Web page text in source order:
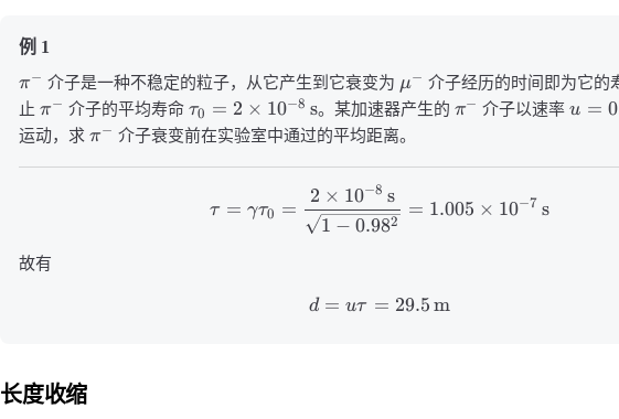
例 1
π− 介子是一种不稳定的粒子，从它产生到它衰变为 μ− 介子经历的时间即为它的
止 π− 介子的平均寿命 τ0 = 2 × 10−8 s。某加速器产生的 π− 介子以速率u =
运动，求 π− 介子衰变前在实验室中通过的平均距离。
τ = γτ0 =
1 − 0.982
2 × 10−8 s
= 1.005 × 10−7 s
故有
d = uτ = 29.5m
长度收缩